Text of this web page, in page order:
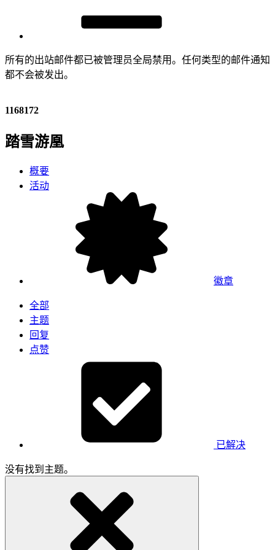
所有的出站邮件都已被管理员全局禁用。任何类型的邮件通知
都不会被发出。
1168172
踏雪游凰
概要
活动
徽章
全部
主题
回复
点赞
已解决
没有找到主题。